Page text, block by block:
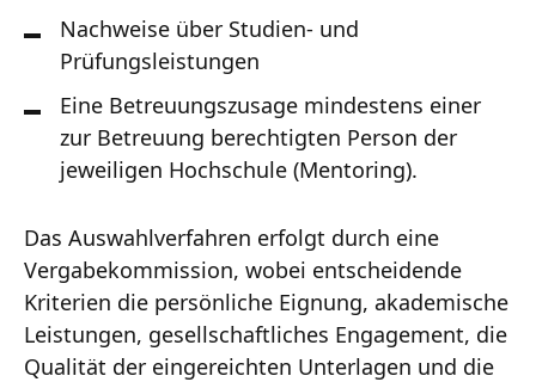
Nachweise über Studien- und
Prüfungsleistungen
Eine Betreuungszusage mindestens einer
zur Betreuung berechtigten Person der
jeweiligen Hochschule (Mentoring).
Das Auswahlverfahren erfolgt durch eine
Vergabekommission, wobei entscheidende
Kriterien die persönliche Eignung, akademische
Leistungen, gesellschaftliches Engagement, die
Qualität der eingereichten Unterlagen und die